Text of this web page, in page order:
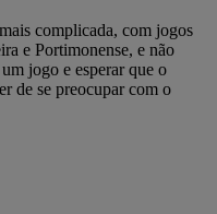
complicada, com jogos
e Portimonense, e não
jogo e esperar que o
de se preocupar com o